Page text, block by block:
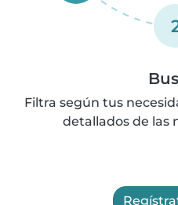
Filtra según tus
detallados de las